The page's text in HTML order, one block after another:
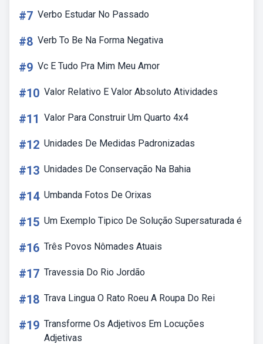
#7 Verbo Estudar No Passado
#8 Verb To Be Na Forma Negativa
#9 Vc E Tudo Pra Mim Meu Amor
#10 Valor Relativo E Valor Absoluto Atividades
#11 Valor Para Construir Um Quarto 4x4
#12 Unidades De Medidas Padronizadas
#13 Unidades De Conservação Na Bahia
#14 Umbanda Fotos De Orixas
#15 Um Exemplo Tipico De Solução Supersaturada é
#16 Três Povos Nômades Atuais
#17 Travessia Do Rio Jordão
#18 Trava Lingua O Rato Roeu A Roupa Do Rei
#19 Transforme Os Adjetivos Em Locuções
Adjetivas